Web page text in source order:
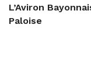
L’Aviron
Paloise